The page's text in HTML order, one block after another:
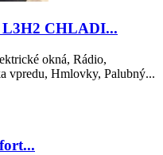
L3H2 CHLADI...
okná, Rádio,
vpredu, Hmlovky, Palubný...